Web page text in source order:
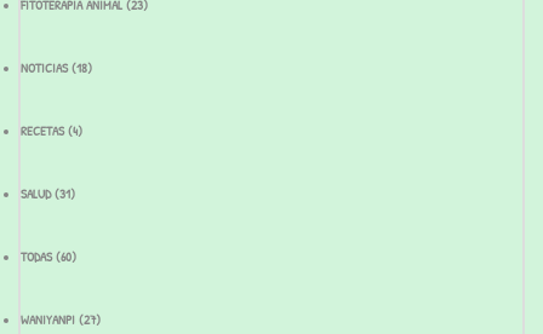
FITOTERAPIA ANIMAL (23)
NOTICIAS(18)
RECETAS(4)
SALUD(31)
TODAS(60)
WANIYANPI (27)